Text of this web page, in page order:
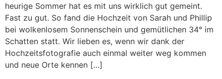
heurige Sommer hat es mit uns wirklich gut gemeint.
Fast zu gut. So fand die Hochzeit von Sarah und Phillip
bei wolkenlosem Sonnenschein und gemütlichen 34° im
Schatten statt. Wir lieben es, wenn wir dank der
Hochzeitsfotografie auch einmal weiter weg kommen
und neue Orte kennen […]